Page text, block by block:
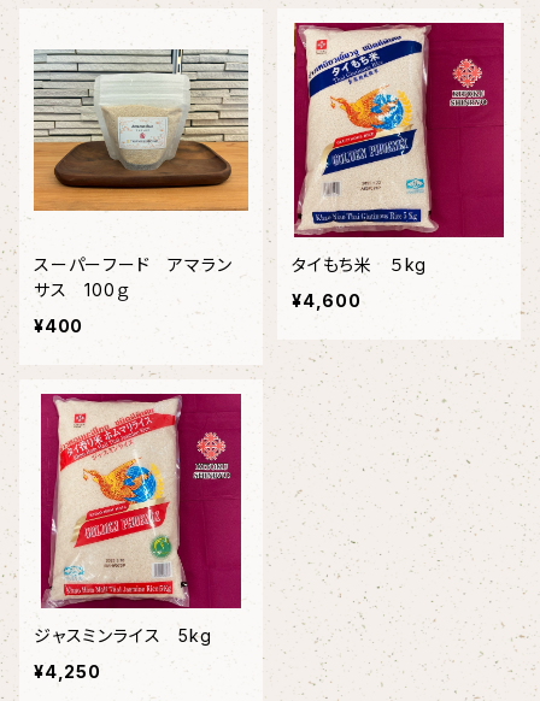
スーパーフード アマラン
サス 100ｇ
¥400
タイもち米 ５kg
¥4,600
ジャスミンライス 5kg
¥4,250